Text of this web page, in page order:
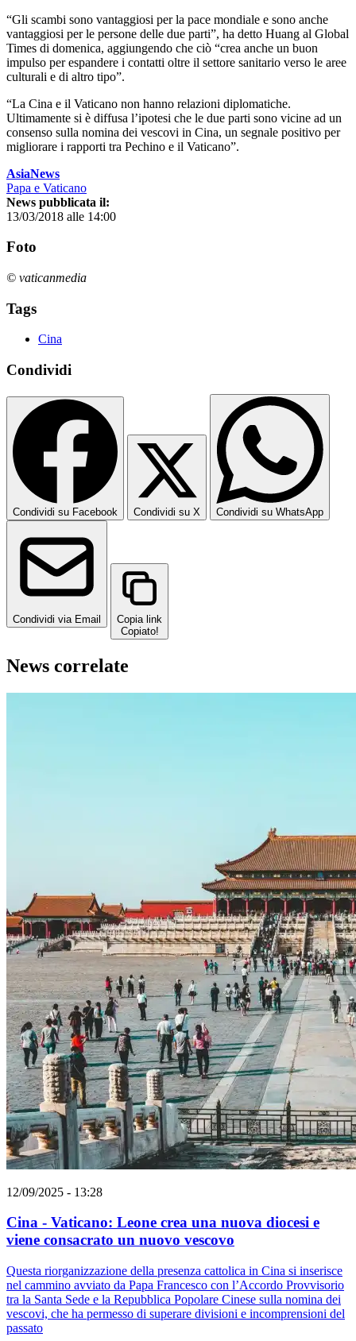
“Gli scambi sono vantaggiosi per la pace mondiale e sono anche
vantaggiosi per le persone delle due parti”, ha detto Huang al Global
Times di domenica, aggiungendo che ciò “crea anche un buon
impulso per espandere i contatti oltre il settore sanitario verso le aree
culturali e di altro tipo”.
“La Cina e il Vaticano non hanno relazioni diplomatiche.
Ultimamente si è diffusa l’ipotesi che le due parti sono vicine ad un
consenso sulla nomina dei vescovi in Cina, un segnale positivo per
migliorare i rapporti tra Pechino e il Vaticano”.
AsiaNews
Papa e Vaticano
News pubblicata il:
13/03/2018 alle 14:00
Foto
© vaticanmedia
Tags
Cina
Condividi
Condividi su Facebook Condividi su X Condividi su WhatsApp
Condividi via Email
Copia link
Copiato!
News correlate
12/09/2025 - 13:28
Cina - Vaticano: Leone crea una nuova diocesi e
viene consacrato un nuovo vescovo
Questa riorganizzazione della presenza cattolica in Cina si inserisce
nel cammino avviato da Papa Francesco con l’Accordo Provvisorio
tra la Santa Sede e la Repubblica Popolare Cinese sulla nomina dei
vescovi, che ha permesso di superare divisioni e incomprensioni del
passato